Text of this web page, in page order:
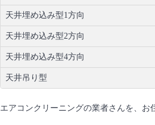
天井埋め込み型1方向
天井埋め込み型2方向
天井埋め込み型4方向
天井吊り型
エアコンクリーニングの業者さんを、お